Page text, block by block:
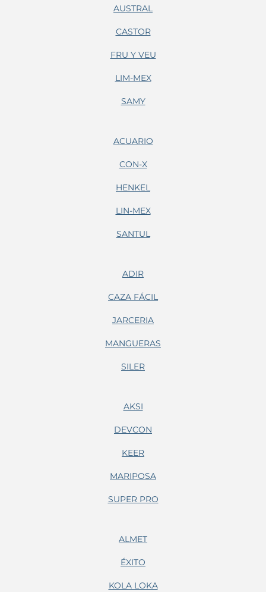
AUSTRAL
CASTOR
FRU Y VEU
LIM-MEX
SAMY
ACUARIO
CON-X
HENKEL
LIN-MEX
SANTUL
ADIR
CAZA FÁCIL
JARCERIA
MANGUERAS
SILER
AKSI
DEVCON
KEER
MARIPOSA
SUPER PRO
ALMET
ÉXITO
KOLA LOKA